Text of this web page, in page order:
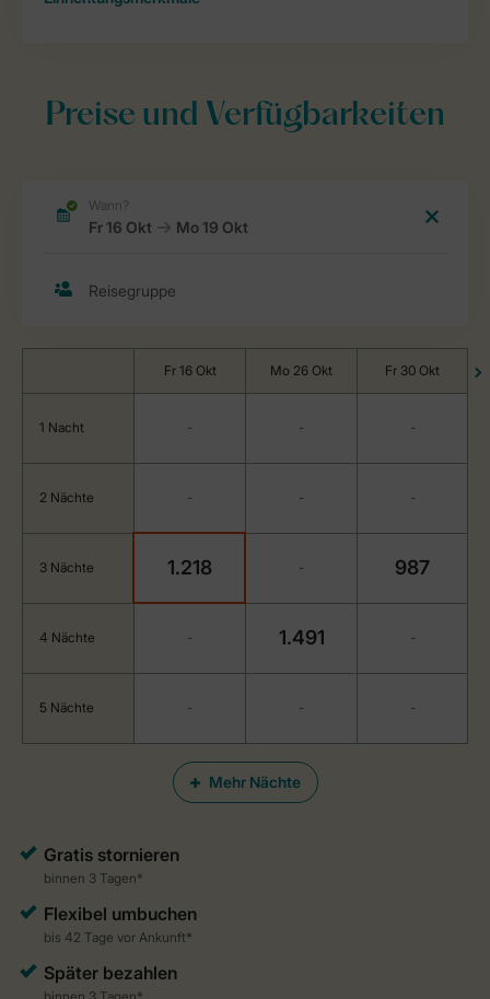
Preise und Verfügbarkeiten
Mehr Nächte
Fr 16 Okt Mo 26 Okt Fr 30 Okt
1 Nacht - - -
2 Nächte - - -
3 Nächte 1.218 - 987
4 Nächte - 1.491 -
5 Nächte - - -